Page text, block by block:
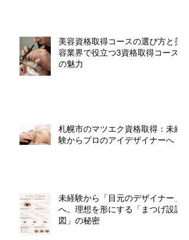
美容資格取得コースの選び方と美
容業界で役立つ3資格取得コース
の魅力
札幌市のマツエク資格取得：未経
験からプロのアイデザイナーへ
未経験から「目元のデザイナー」
へ。理想を形にする「まつげ設計
図」の秘密